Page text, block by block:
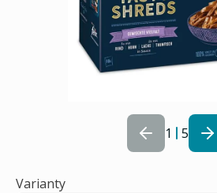
1 5
Varianty